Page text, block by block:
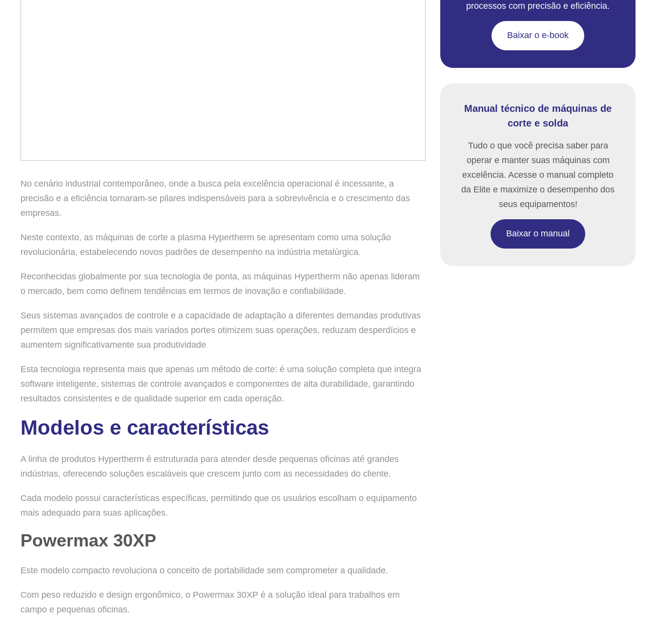
No cenário industrial contemporâneo, onde a busca pela excelência operacional é incessante, a
precisão e a eficiência tornaram-se pilares indispensáveis para a sobrevivência e o crescimento das
empresas.
Neste contexto, as máquinas de corte a plasma Hypertherm se apresentam como uma solução
revolucionária, estabelecendo novos padrões de desempenho na indústria metalúrgica.
Reconhecidas globalmente por sua tecnologia de ponta, as máquinas Hypertherm não apenas lideram
o mercado, bem como definem tendências em termos de inovação e confiabilidade.
Seus sistemas avançados de controle e a capacidade de adaptação a diferentes demandas produtivas
permitem que empresas dos mais variados portes otimizem suas operações, reduzam desperdícios e
aumentem significativamente sua produtividade
Esta tecnologia representa mais que apenas um método de corte: é uma solução completa que integra
software inteligente, sistemas de controle avançados e componentes de alta durabilidade, garantindo
resultados consistentes e de qualidade superior em cada operação.
Modelos e características
A linha de produtos Hypertherm é estruturada para atender desde pequenas oficinas até grandes
indústrias, oferecendo soluções escaláveis que crescem junto com as necessidades do cliente.
Cada modelo possui características específicas, permitindo que os usuários escolham o equipamento
mais adequado para suas aplicações.
Powermax 30XP
Este modelo compacto revoluciona o conceito de portabilidade sem comprometer a qualidade.
Com peso reduzido e design ergonômico, o Powermax 30XP é a solução ideal para trabalhos em
campo e pequenas oficinas.
processos com precisão e eficiência.
Baixar o e-book
Manual técnico de máquinas de
corte e solda
Tudo o que você precisa saber para
operar e manter suas máquinas com
excelência. Acesse o manual completo
da Elite e maximize o desempenho dos
seus equipamentos!
Baixar o manual